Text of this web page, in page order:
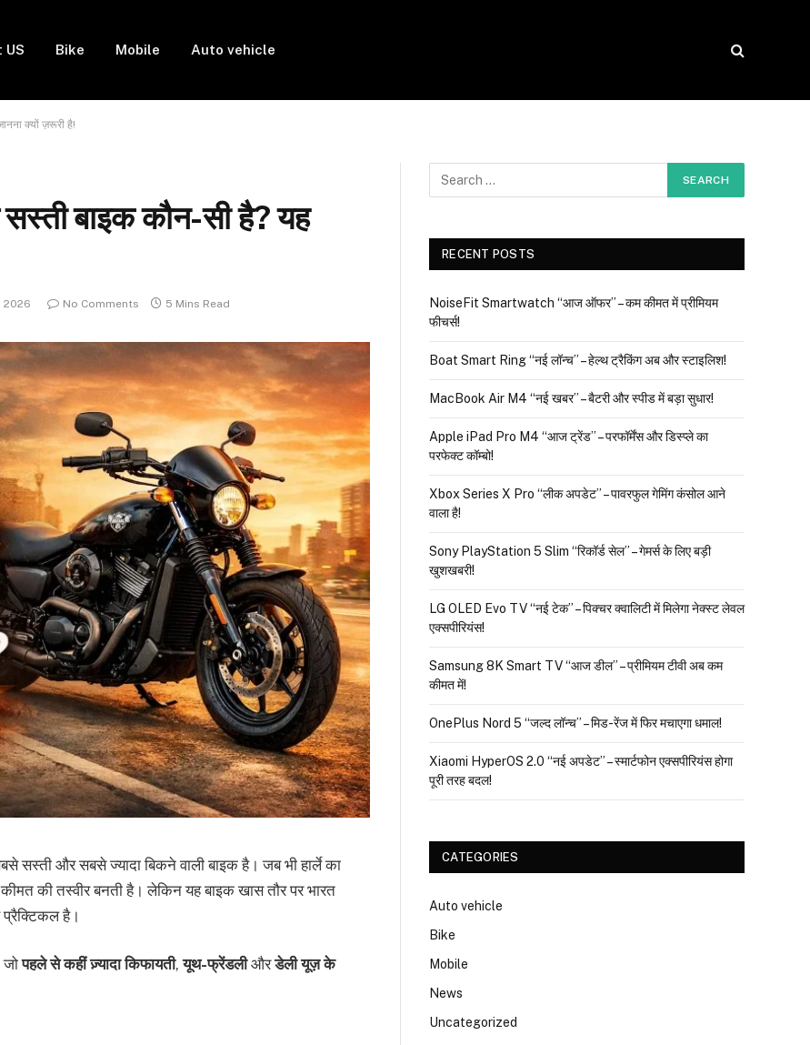
US Bike Mobile Auto vehicle
क्यों ज़रूरी है!
बाइक कौन-सी है? यह
2026 No Comments 5 Mins Read
और सबसे ज्यादा बिकने वाली बाइक है। जब भी हार्ले का
की तस्वीर बनती है। लेकिन यह बाइक खास तौर पर भारत
है।
जोपहले से कहीं ज़्यादा किफायती,यूथ-फ्रेंडलीऔरडेली यूज़ के
RECENT POSTS
NoiseFit Smartwatch “आज ऑफर” – कम कीमत में प्रीमियम
फीचर्स!
Boat Smart Ring “नई लॉन्च” – हेल्थ ट्रैकिंग अब और स्टाइलिश!
MacBook Air M4 “नई खबर” – बैटरी और स्पीड में बड़ा सुधार!
Apple iPad Pro M4 “आज ट्रेंड” – परफॉर्मेंस और डिस्प्ले का
परफेक्ट कॉम्बो!
Xbox Series X Pro “लीक अपडेट” – पावरफुल गेमिंग कंसोल आने
वाला है!
Sony PlayStation 5 Slim “रिकॉर्ड सेल” – गेमर्स के लिए बड़ी
खुशखबरी!
LG OLED Evo TV “नई टेक” – पिक्चर क्वालिटी में मिलेगा नेक्स्ट लेवल
एक्सपीरियंस!
Samsung 8K Smart TV “आज डील” – प्रीमियम टीवी अब कम
कीमत में!
OnePlus Nord 5 “जल्द लॉन्च” – मिड-रेंज में फिर मचाएगा धमाल!
Xiaomi HyperOS 2.0 “नई अपडेट” – स्मार्टफोन एक्सपीरियंस होगा
पूरी तरह बदल!
CATEGORIES
Auto vehicle
Bike
Mobile
News
Uncategorized